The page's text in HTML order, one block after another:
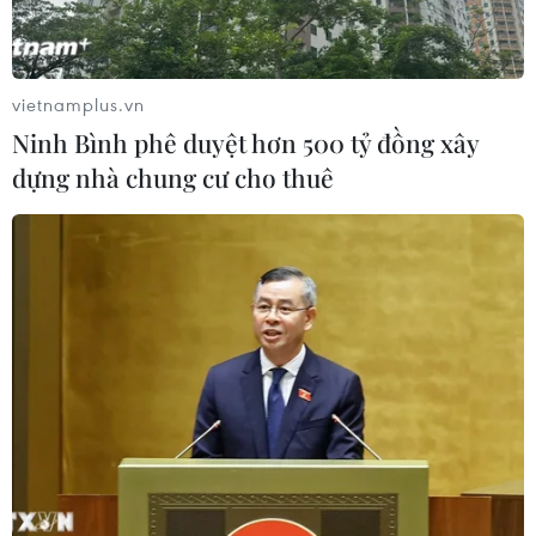
Xem thêm
CƠ QUAN CHỦ QUẢN: THÔNG TẤN XÃ VIỆT NAM
Tổng Biên tập: TRẦN TIẾN DUẨN
Phó Tổng Biên tập: NGUYỄN THỊ TÁM, KHÚC THANH
Quy định sử dụng
Hỗ trợ
Ngôn ngữ
TTXVN
vietnamplus.vn
Ninh Bình phê duyệt hơn 500 tỷ đồng xây
dựng nhà chung cư cho thuê